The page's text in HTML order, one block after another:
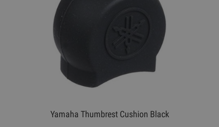
Yamaha Thumbrest Cushion Black